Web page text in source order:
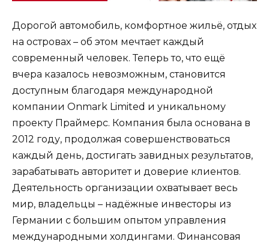
Дорогой автомобиль, комфортное жильё, отдых
на островах – об этом мечтает каждый
современный человек. Теперь то, что ещё
вчера казалось невозможным, становится
доступным благодаря международной
компании Onmark Limited и уникальному
проекту Праймерс. Компания была основана в
2012 году, продолжая совершенствоваться
каждый день, достигать завидных результатов,
зарабатывать авторитет и доверие клиентов.
Деятельность организации охватывает весь
мир, владельцы – надёжные инвесторы из
Германии с большим опытом управления
международными холдингами. Финансовая